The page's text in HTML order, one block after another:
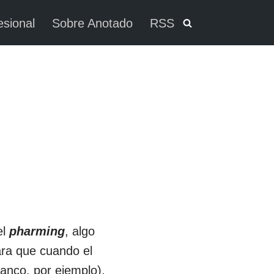
Sobre Anotado RSS
pharming, algo
que cuando el
por ejemplo),